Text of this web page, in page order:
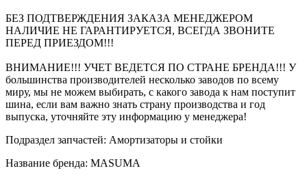
БЕЗ ПОДТВЕРЖДЕНИЯ ЗАКАЗА МЕНЕДЖЕРОМ
НАЛИЧИЕ НЕ ГАРАНТИРУЕТСЯ, ВСЕГДА ЗВОНИТЕ
ПЕРЕД ПРИЕЗДОМ!!!
ВНИМАНИЕ!!! УЧЕТ ВЕДЕТСЯ ПО СТРАНЕ БРЕНДА!!! У
большинства производителей несколько заводов по всему
миру, мы не можем выбирать, с какого завода к нам поступит
шина, если вам важно знать страну производства и год
выпуска, уточняйте эту информацию у менеджера!
Подраздел запчастей: Амортизаторы и стойки
Название бренда: MASUMA